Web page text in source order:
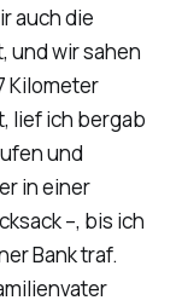
auch die
und wir sahen
Kilometer
lief ich bergab
und
in einer
–, bis ich
Bank traf.